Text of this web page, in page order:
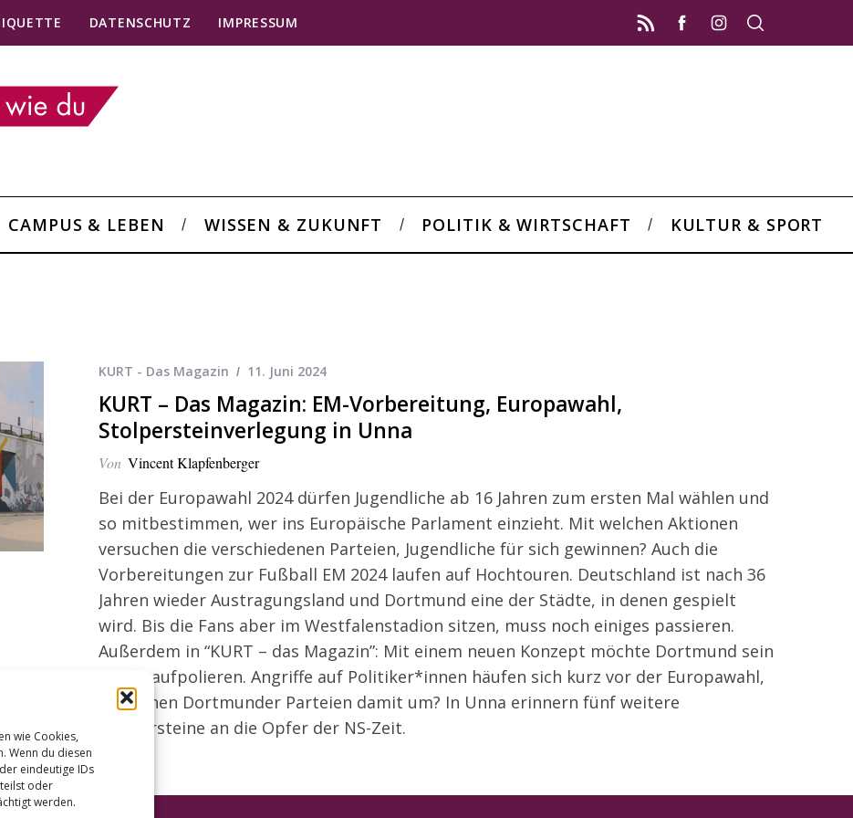
wie Cookies,
Wenn du diesen
eindeutige IDs
oder
werden.
DATENSCHUTZ IMPRESSUM
CAMPUS & LEBEN WISSEN & ZUKUNFT POLITIK & WIRTSCHAFT KULTUR & SPORT
KURT - Das Magazin 11. Juni 2024
KURT – Das Magazin: EM-Vorbereitung, Europawahl,
Stolpersteinverlegung in Unna
Von Vincent Klapfenberger
Bei der Europawahl 2024 dürfen Jugendliche ab 16 Jahren zum ersten Mal wählen und
so mitbestimmen, wer ins Europäische Parlament einzieht. Mit welchen Aktionen
versuchen die verschiedenen Parteien, Jugendliche für sich gewinnen? Auch die
Vorbereitungen zur Fußball EM 2024 laufen auf Hochtouren. Deutschland ist nach 36
Jahren wieder Austragungsland und Dortmund eine der Städte, in denen gespielt
wird. Bis die Fans aber im Westfalenstadion sitzen, muss noch einiges passieren.
Außerdem in “KURT – das Magazin”: Mit einem neuen Konzept möchte Dortmund sein
Image aufpolieren. Angriffe auf Politiker*innen häufen sich kurz vor der Europawahl,
wie gehen Dortmunder Parteien damit um? In Unna erinnern fünf weitere
Stolpersteine an die Opfer der NS-Zeit.